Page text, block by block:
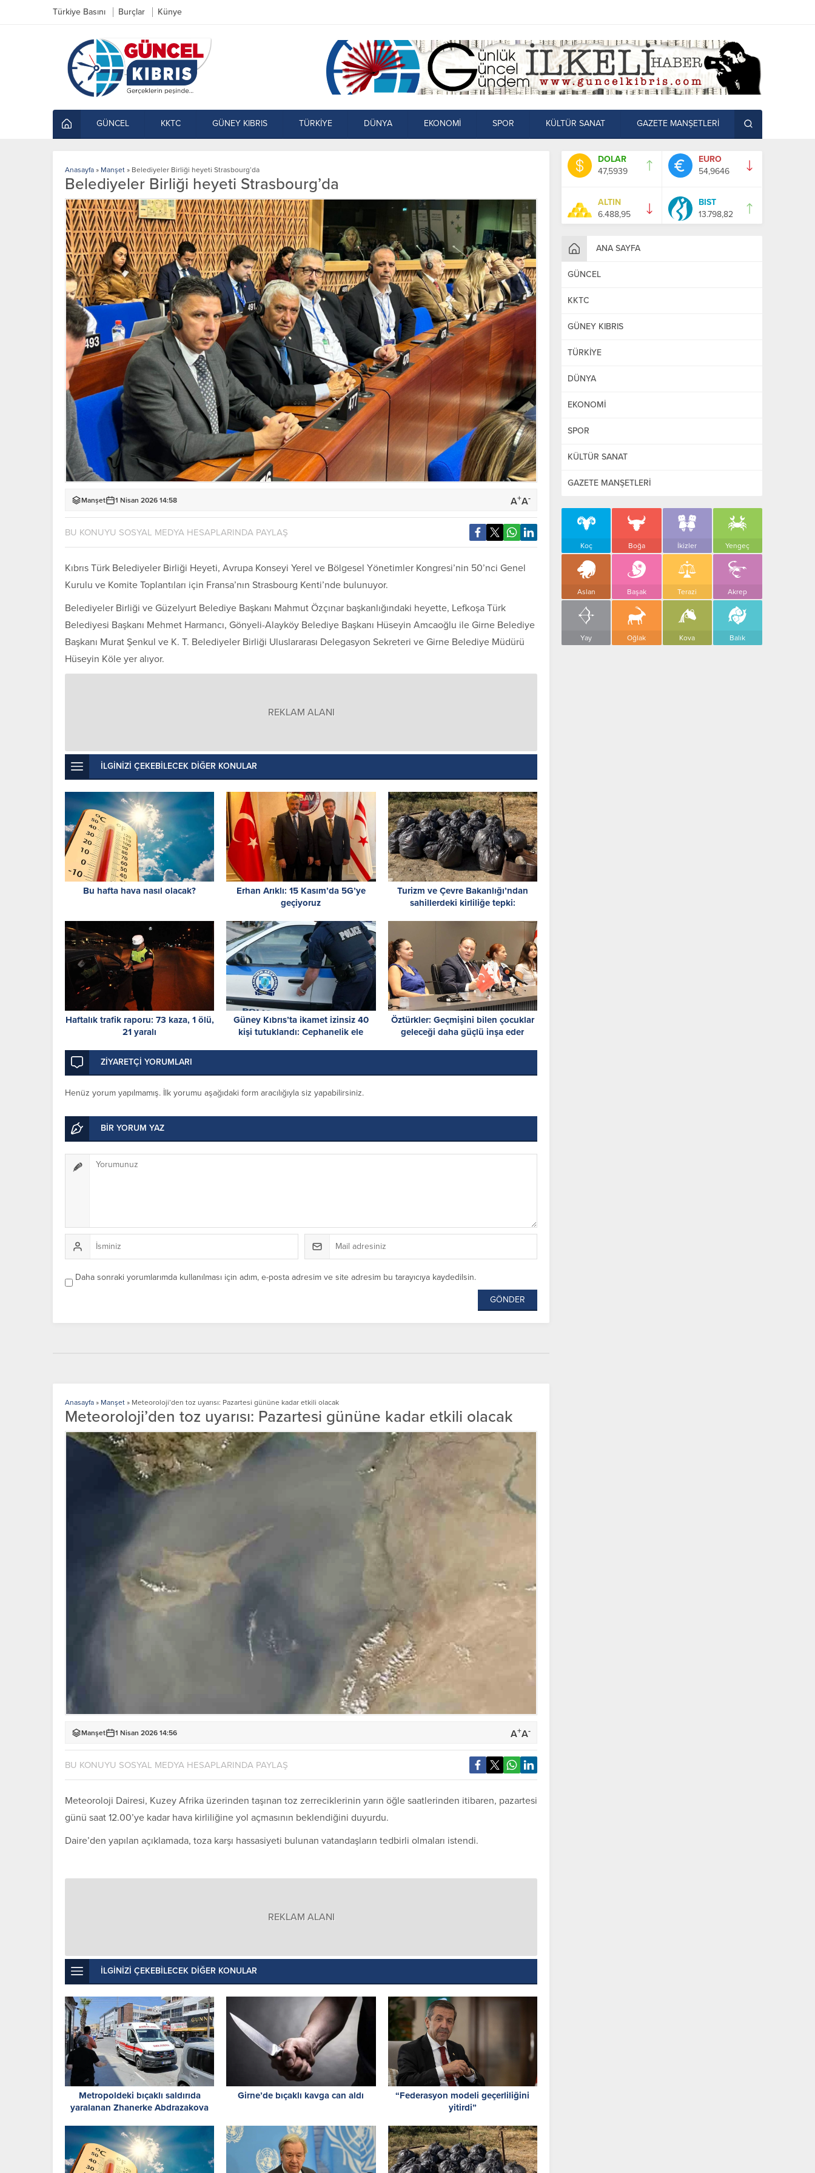
Türkiye Basını Burçlar Künye
GÜNCEL KKTC GÜNEY KIBRIS TÜRKİYE DÜNYA EKONOMİ SPOR KÜLTÜR SANAT GAZETE MANŞETLERİ
DOLAR
47,5939
EURO
54,9646
ALTIN
6.488,95
BIST
13.798,82
ANA SAYFA
GÜNCEL
KKTC
GÜNEY KIBRIS
TÜRKİYE
DÜNYA
EKONOMİ
SPOR
KÜLTÜR SANAT
GAZETE MANŞETLERİ
Koç Boğa İkizler Yengeç
Aslan Başak Terazi Akrep
Yay Oğlak Kova Balık
Anasayfa » Manşet » Belediyeler Birliği heyeti Strasbourg’da
Belediyeler Birliği heyeti Strasbourg’da
Manşet 1 Nisan 2026 14:58 A+A-
BU KONUYU SOSYAL MEDYA HESAPLARINDA PAYLAŞ
Kıbrıs Türk Belediyeler Birliği Heyeti, Avrupa Konseyi Yerel ve Bölgesel Yönetimler Kongresi’nin 50’nci Genel
Kurulu ve Komite Toplantıları için Fransa’nın Strasbourg Kenti’nde bulunuyor.
Belediyeler Birliği ve Güzelyurt Belediye Başkanı Mahmut Özçınar başkanlığındaki heyette, Lefkoşa Türk
Belediyesi Başkanı Mehmet Harmancı, Gönyeli-Alayköy Belediye Başkanı Hüseyin Amcaoğlu ile Girne Belediye
Başkanı Murat Şenkul ve K. T. Belediyeler Birliği Uluslararası Delegasyon Sekreteri ve Girne Belediye Müdürü
Hüseyin Köle yer alıyor.
REKLAM ALANI
İLGİNİZİ ÇEKEBİLECEK DİĞER KONULAR
Bu hafta hava nasıl olacak?
Erhan Arıklı: 15 Kasım’da 5G’ye
geçiyoruz
Turizm ve Çevre Bakanlığı’ndan
sahillerdeki kirliliğe tepki:
Haftalık trafik raporu: 73 kaza, 1 ölü,
21 yaralı
Güney Kıbrıs’ta ikamet izinsiz 40
kişi tutuklandı: Cephanelik ele
Öztürkler: Geçmişini bilen çocuklar
geleceği daha güçlü inşa eder
ZİYARETÇİ YORUMLARI
Henüz yorum yapılmamış. İlk yorumu aşağıdaki form aracılığıyla siz yapabilirsiniz.
BİR YORUM YAZ
Daha sonraki yorumlarımda kullanılması için adım, e-posta adresim ve site adresim bu tarayıcıya kaydedilsin.
Anasayfa » Manşet » Meteoroloji’den toz uyarısı: Pazartesi gününe kadar etkili olacak
Meteoroloji’den toz uyarısı: Pazartesi gününe kadar etkili olacak
Manşet 1 Nisan 2026 14:56 A+A-
BU KONUYU SOSYAL MEDYA HESAPLARINDA PAYLAŞ
Meteoroloji Dairesi, Kuzey Afrika üzerinden taşınan toz zerreciklerinin yarın öğle saatlerinden itibaren, pazartesi
günü saat 12.00’ye kadar hava kirliliğine yol açmasının beklendiğini duyurdu.
Daire’den yapılan açıklamada, toza karşı hassasiyeti bulunan vatandaşların tedbirli olmaları istendi.
REKLAM ALANI
İLGİNİZİ ÇEKEBİLECEK DİĞER KONULAR
Metropoldeki bıçaklı saldırıda
yaralanan Zhanerke Abdrazakova
Girne’de bıçaklı kavga can aldı
“Federasyon modeli geçerliliğini
yitirdi”